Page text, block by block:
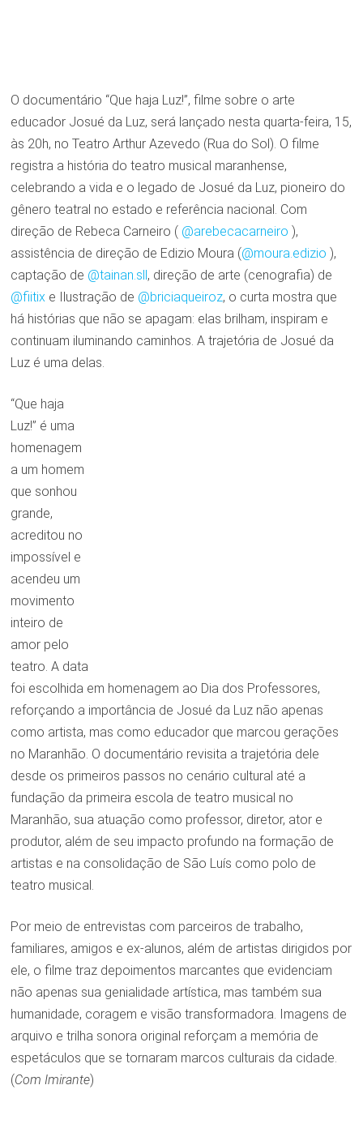
O documentário “Que haja Luz!”, filme sobre o arte
educador Josué da Luz, será lançado nesta quarta-feira, 15,
às 20h, no Teatro Arthur Azevedo (Rua do Sol). O filme
registra a história do teatro musical maranhense,
celebrando a vida e o legado de Josué da Luz, pioneiro do
gênero teatral no estado e referência nacional. Com
direção de Rebeca Carneiro ( @arebecacarneiro ),
assistência de direção de Edizio Moura (@moura.edizio ),
captação de @tainan.sll , direção de arte (cenografia) de
@fiitixe Ilustração de @briciaqueiroz, o curta mostra que
há histórias que não se apagam: elas brilham, inspiram e
continuam iluminando caminhos. A trajetória de Josué da
Luz é uma delas.
“Que haja
Luz!” é uma
homenagem
a um homem
que sonhou
grande,
acreditou no
impossível e
acendeu um
movimento
inteiro de
amor pelo
teatro. A data
foi escolhida em homenagem ao Dia dos Professores,
reforçando a importância de Josué da Luz não apenas
como artista, mas como educador que marcou gerações
no Maranhão. O documentário revisita a trajetória dele
desde os primeiros passos no cenário cultural até a
fundação da primeira escola de teatro musical no
Maranhão, sua atuação como professor, diretor, ator e
produtor, além de seu impacto profundo na formação de
artistas e na consolidação de São Luís como polo de
teatro musical.
Por meio de entrevistas com parceiros de trabalho,
familiares, amigos e ex-alunos, além de artistas dirigidos por
ele, o filme traz depoimentos marcantes que evidenciam
não apenas sua genialidade artística, mas também sua
humanidade, coragem e visão transformadora. Imagens de
arquivo e trilha sonora original reforçam a memória de
espetáculos que se tornaram marcos culturais da cidade.
(Com Imirante)